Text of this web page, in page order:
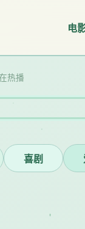
电
热播
喜剧